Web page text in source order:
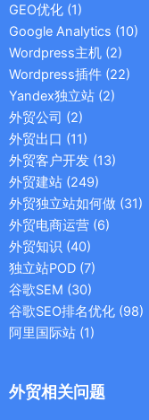
GEO优化 (1)
Google Analytics (10)
Wordpress主机 (2)
Wordpress插件 (22)
Yandex独立站 (2)
外贸公司 (2)
外贸出口 (11)
外贸客户开发 (13)
外贸建站 (249)
外贸独立站如何做 (31)
外贸电商运营 (6)
外贸知识 (40)
独立站POD (7)
谷歌SEM (30)
谷歌SEO排名优化 (98)
阿里国际站 (1)
外贸相关问题